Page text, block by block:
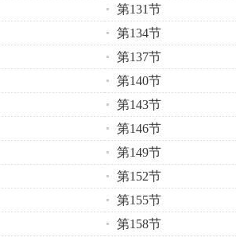
第131节
第134节
第137节
第140节
第143节
第146节
第149节
第152节
第155节
第158节